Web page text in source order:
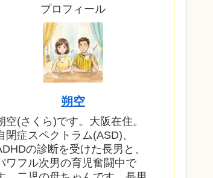
プロフィール
朔空
空(さくら)です。大阪在住。
閉症スペクトラム(ASD)、
の診断を受けた長男と、
ワフル次男の育児奮闘中で